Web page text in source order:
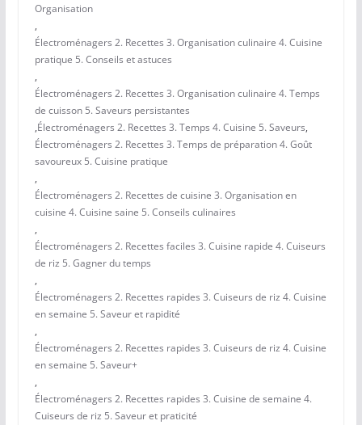
Organisation
,
Électroménagers 2. Recettes 3. Organisation culinaire 4. Cuisine
pratique 5. Conseils et astuces
,
Électroménagers 2. Recettes 3. Organisation culinaire 4. Temps
de cuisson 5. Saveurs persistantes
,Électroménagers 2. Recettes 3. Temps 4. Cuisine 5. Saveurs,
Électroménagers 2. Recettes 3. Temps de préparation 4. Goût
savoureux 5. Cuisine pratique
,
Électroménagers 2. Recettes de cuisine 3. Organisation en
cuisine 4. Cuisine saine 5. Conseils culinaires
,
Électroménagers 2. Recettes faciles 3. Cuisine rapide 4. Cuiseurs
de riz 5. Gagner du temps
,
Électroménagers 2. Recettes rapides 3. Cuiseurs de riz 4. Cuisine
en semaine 5. Saveur et rapidité
,
Électroménagers 2. Recettes rapides 3. Cuiseurs de riz 4. Cuisine
en semaine 5. Saveur+
,
Électroménagers 2. Recettes rapides 3. Cuisine de semaine 4.
Cuiseurs de riz 5. Saveur et praticité